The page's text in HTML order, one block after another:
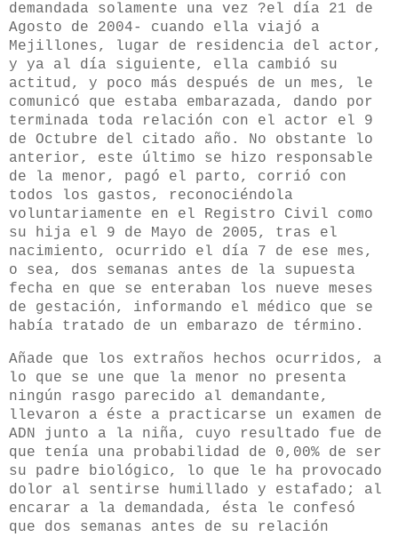
demandada solamente una vez ?el día 21 de
Agosto de 2004- cuando ella viajó a
Mejillones, lugar de residencia del actor,
y ya al día siguiente, ella cambió su
actitud, y poco más después de un mes, le
comunicó que estaba embarazada, dando por
terminada toda relación con el actor el 9
de Octubre del citado año. No obstante lo
anterior, este último se hizo responsable
de la menor, pagó el parto, corrió con
todos los gastos, reconociéndola
voluntariamente en el Registro Civil como
su hija el 9 de Mayo de 2005, tras el
nacimiento, ocurrido el día 7 de ese mes,
o sea, dos semanas antes de la supuesta
fecha en que se enteraban los nueve meses
de gestación, informando el médico que se
había tratado de un embarazo de término.
Añade que los extraños hechos ocurridos, a
lo que se une que la menor no presenta
ningún rasgo parecido al demandante,
llevaron a éste a practicarse un examen de
ADN junto a la niña, cuyo resultado fue de
que tenía una probabilidad de 0,00% de ser
su padre biológico, lo que le ha provocado
dolor al sentirse humillado y estafado; al
encarar a la demandada, ésta le confesó
que dos semanas antes de su relación